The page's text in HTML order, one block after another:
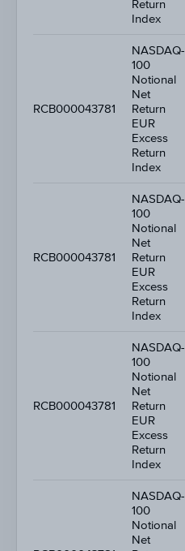
Return
Index
RCB000043781
NASDAQ-
100
Notional
Net
Return
EUR
Excess
Return
Index
RCB000043781
NASDAQ-
100
Notional
Net
Return
EUR
Excess
Return
Index
RCB000043781
NASDAQ-
100
Notional
Net
Return
EUR
Excess
Return
Index
NASDAQ-
100
Notional
Net